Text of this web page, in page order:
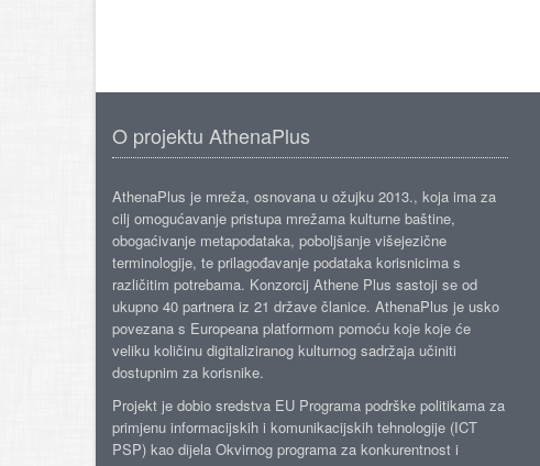
O projektu AthenaPlus
AthenaPlus je mreža, osnovana u ožujku 2013., koja ima za
cilj omogućavanje pristupa mrežama kulturne baštine,
obogaćivanje metapodataka, poboljšanje višejezične
terminologije, te prilagođavanje podataka korisnicima s
različitim potrebama. Konzorcij Athene Plus sastoji se od
ukupno 40 partnera iz 21 države članice. AthenaPlus je usko
povezana s Europeana platformom pomoću koje koje će
veliku količinu digitaliziranog kulturnog sadržaja učiniti
dostupnim za korisnike.
Projekt je dobio sredstva EU Programa podrške politikama za
primjenu informacijskih i komunikacijskih tehnologije (ICT
PSP) kao dijela Okvirnog programa za konkurentnost i